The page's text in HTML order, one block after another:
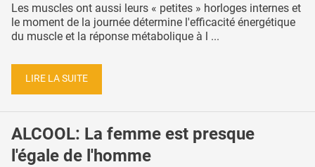
Les muscles ont aussi leurs « petites » horloges internes et
le moment de la journée détermine l'efficacité énergétique
du muscle et la réponse métabolique à l ...
LIRE LA SUITE
ALCOOL: La femme est presque
l'égale de l'homme